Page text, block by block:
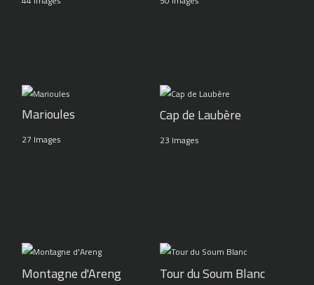
Marioules
27 Images
Cap de Laubère
23 Images
Montagne d'Areng Tour du Soum Blanc